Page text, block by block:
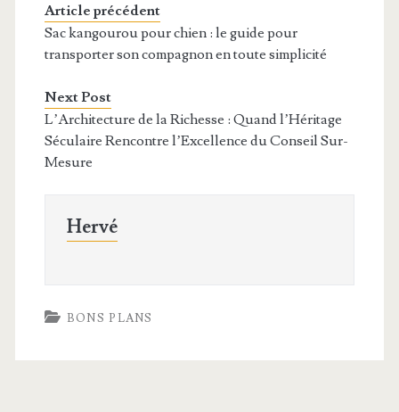
Article précédent
Sac kangourou pour chien : le guide pour
transporter son compagnon en toute simplicité
Next Post
L’Architecture de la Richesse : Quand l’Héritage
Séculaire Rencontre l’Excellence du Conseil Sur-
Mesure
Hervé
BONS PLANS